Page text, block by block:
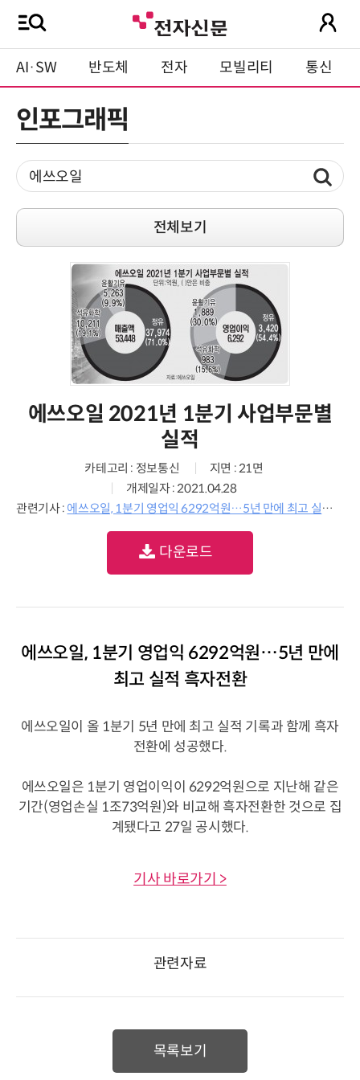
AI·SW 반도체 전자 모빌리티 통신
인포그래픽
전체보기
에쓰오일 2021년 1분기 사업부문별
실적
카테고리 : 정보통신
지면 : 21면
개제일자 : 2021.04.28
관련기사 : 에쓰오일, 1분기 영업익 6292억원…5년 만에 최고 실적 흑자전환
다운로드
에쓰오일, 1분기 영업익 6292억원…5년 만에
최고 실적 흑자전환
에쓰오일이 올 1분기 5년 만에 최고 실적 기록과 함께 흑자
전환에 성공했다.
에쓰오일은 1분기 영업이익이 6292억원으로 지난해 같은
기간(영업손실 1조73억원)와 비교해 흑자전환한 것으로 집
계됐다고 27일 공시했다.
기사 바로가기 >
관련자료
목록보기